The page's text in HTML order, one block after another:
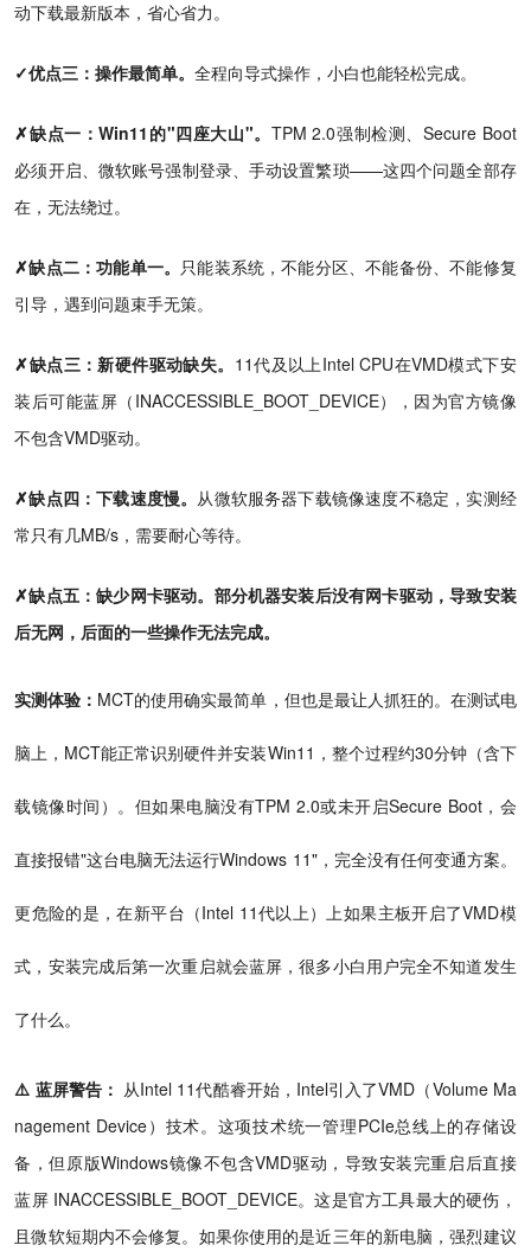
动下载最新版本，省心省力。
✓优点三：操作最简单。全程向导式操作，小白也能轻松完成。
✗缺点一：Win11的"四座大山"。 TPM 2.0强制检测、Secure Boot
必须开启、微软账号强制登录、手动设置繁琐——这四个问题全部存
在，无法绕过。
✗缺点二：功能单一。 只能装系统，不能分区、不能备份、不能修复
引导，遇到问题束手无策。
✗缺点三：新硬件驱动缺失。 11代及以上Intel CPU在VMD模式下安
装后可能蓝屏（INACCESSIBLE_BOOT_DEVICE），因为官方镜像
不包含VMD驱动。
✗缺点四：下载速度慢。 从微软服务器下载镜像速度不稳定，实测经
常只有几MB/s，需要耐心等待。
✗缺点五：缺少网卡驱动。部分机器安装后没有网卡驱动，导致安装
后无网，后面的一些操作无法完成。
实测体验： MCT的使用确实最简单，但也是最让人抓狂的。在测试电
脑上，MCT能正常识别硬件并安装Win11，整个过程约30分钟（含下
载镜像时间）。但如果电脑没有TPM 2.0或未开启Secure Boot，会
直接报错"这台电脑无法运行Windows 11"，完全没有任何变通方案。
更危险的是，在新平台（Intel 11代以上）上如果主板开启了VMD模
式，安装完成后第一次重启就会蓝屏，很多小白用户完全不知道发生
了什么。
⚠️ 蓝屏警告： 从Intel 11代酷睿开始，Intel引入了VMD（Volume Ma
nagement Device）技术。这项技术统一管理PCIe总线上的存储设
备，但原版Windows镜像不包含VMD驱动，导致安装完重启后直接
蓝屏 INACCESSIBLE_BOOT_DEVICE。这是官方工具最大的硬伤，
且微软短期内不会修复。如果你使用的是近三年的新电脑，强烈建议